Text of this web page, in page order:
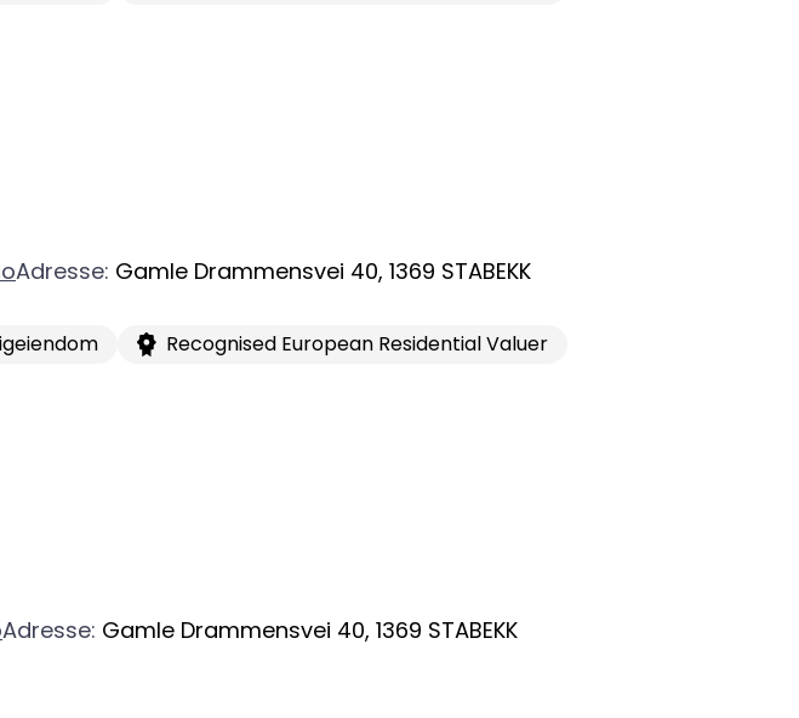
Klingenberggt. 7A, 0161 Oslo
Adresse: Gamle Drammensvei 40, 1369 STABEKK
Recognised European Residential Valuer
Adresse: Gamle Drammensvei 40, 1369 STABEKK